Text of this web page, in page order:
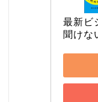
最新ビ
聞けな